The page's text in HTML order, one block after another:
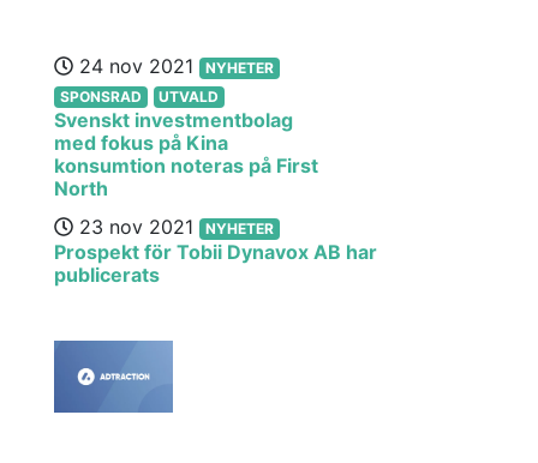
24 nov 2021
NYHETER
SPONSRAD
UTVALD
Svenskt investmentbolag
med fokus på Kina
konsumtion noteras på First
North
23 nov 2021
NYHETER
Prospekt för Tobii Dynavox AB har
publicerats